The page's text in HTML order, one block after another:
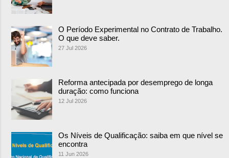
O Período Experimental no Contrato de Trabalho.
O que deve saber.
27 Jul 2026
Reforma antecipada por desemprego de longa
duração: como funciona
12 Jul 2026
Os Níveis de Qualificação: saiba em que nível se
encontra
11 Jun 2026